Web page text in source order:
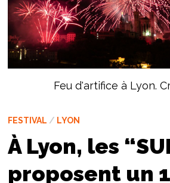
Feu d'artifice à Lyon.
FESTIVAL / LYON
À Lyon, les
proposent un